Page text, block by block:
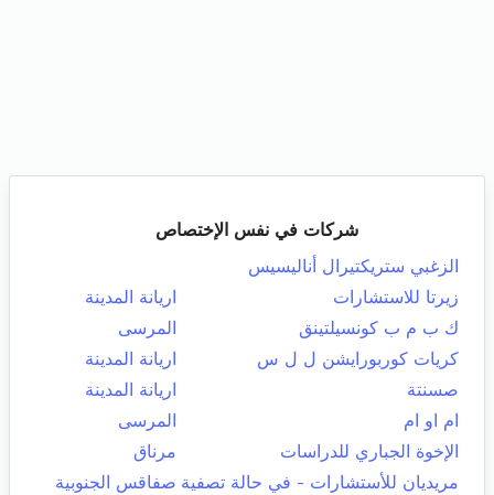
شركات في نفس الإختصاص
الزغبي ستريكتيرال أناليسيس
زيرتا للاستشارات
اريانة المدينة
ك ب م ب كونسيلتينق
المرسى
كريات كوربورايشن ل ل س
اريانة المدينة
صسنتة
اريانة المدينة
ام او ام
المرسى
الإخوة الجباري للدراسات
مرناق
مريديان للأستشارات - في حالة تصفية صفاقس الجنوبية